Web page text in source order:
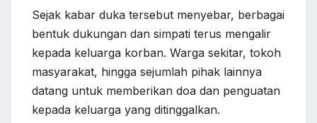
Sejak kabar duka tersebut menyebar, berbagai
bentuk dukungan dan simpati terus mengalir
kepada keluarga korban. Warga sekitar, tokoh
masyarakat, hingga sejumlah pihak lainnya
datang untuk memberikan doa dan penguatan
kepada keluarga yang ditinggalkan.